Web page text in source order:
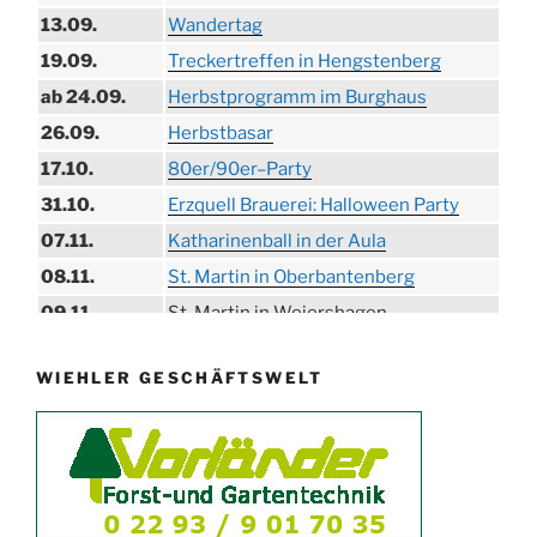
13.09.
Wandertag
19.09.
Treckertreffen in Hengstenberg
ab 24.09.
Herbstprogramm im Burghaus
26.09.
Herbstbasar
17.10.
80er/90er–Party
31.10.
Erzquell Brauerei: Halloween Party
07.11.
Katharinenball in der Aula
08.11.
St. Martin in Oberbantenberg
09.11.
St. Martin in Weiershagen
11.11.
„DÜX“ im Burghaus
15.11.
Konzert Bielsteiner Männerchor
15.11.
Volkstrauertag am Ehrenmal
Anknipsfest an der Oberbantenberger
WIEHLER GESCHÄFTSWELT